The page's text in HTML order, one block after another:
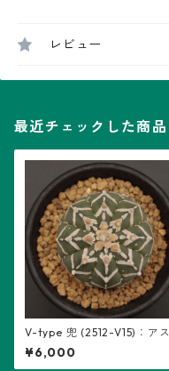
レビュー
最近チェックした商品
V-type 兜 (2512-V15)：アス
トロフィツム属 ※実生
¥6,000